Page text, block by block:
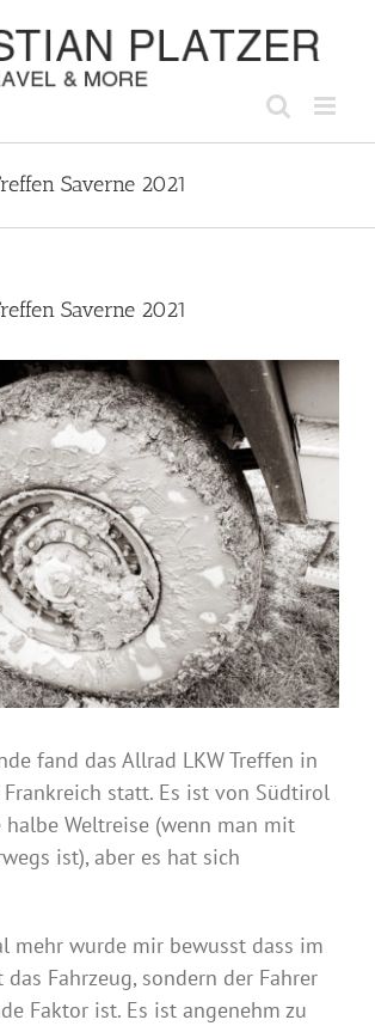
Saverne 2021
Saverne 2021
fand das Allrad LKW Treffen in
Frankreich statt. Es ist von Südtirol
halbe Weltreise (wenn man mit
ist), aber es hat sich
mehr wurde mir bewusst dass im
das Fahrzeug, sondern der Fahrer
Faktor ist. Es ist angenehm zu